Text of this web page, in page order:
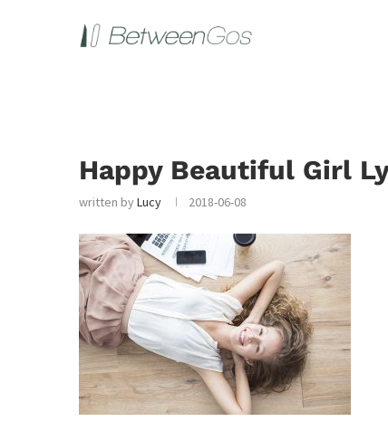
Happy Beautiful Girl
written byLucy 2018-06-08